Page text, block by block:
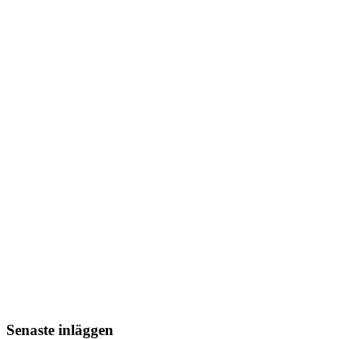
Senaste inläggen